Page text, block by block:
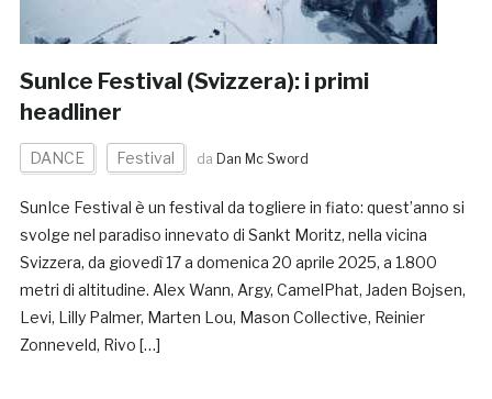
SunIce Festival (Svizzera): i primi
headliner
DANCE Festival da Dan Mc Sword
SunIce Festival è un festival da togliere in fiato: quest’anno si
svolge nel paradiso innevato di Sankt Moritz, nella vicina
Svizzera, da giovedì 17 a domenica 20 aprile 2025, a 1.800
metri di altitudine. Alex Wann, Argy, CamelPhat, Jaden Bojsen,
Levi, Lilly Palmer, Marten Lou, Mason Collective, Reinier
Zonneveld, Rivo […]